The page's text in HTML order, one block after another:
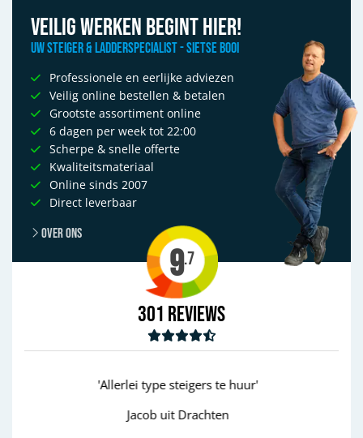
Veilig werken begint hier!
Uw Steiger & Ladderspecialist - Sietse Booi
Professionele en eerlijke adviezen
Veilig online bestellen & betalen
Grootste assortiment online
6 dagen per week tot 22:00
Scherpe & snelle offerte
Kwaliteitsmateriaal
Online sinds 2007
Direct leverbaar
Over ons
9.7
301 Reviews
'goed'
Wim uit Aalten